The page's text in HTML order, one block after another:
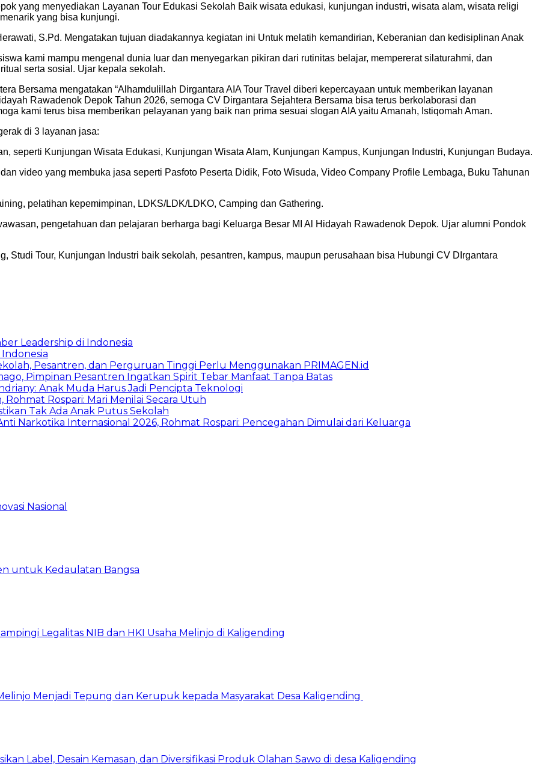
yang menyediakan Layanan Tour Edukasi Sekolah Baik wisata edukasi, kunjungan industri, wisata alam, wisata religi
yang bisa kunjungi.
S.Pd. Mengatakan tujuan diadakannya kegiatan ini Untuk melatih kemandirian, Keberanian dan kedisiplinan Anak
kami mampu mengenal dunia luar dan menyegarkan pikiran dari rutinitas belajar, mempererat silaturahmi, dan
serta sosial. Ujar kepala sekolah.
Bersama mengatakan “Alhamdulillah Dirgantara AIA Tour Travel diberi kepercayaan untuk memberikan layanan
Rawadenok Depok Tahun 2026, semoga CV Dirgantara Sejahtera Bersama bisa terus berkolaborasi dan
kami terus bisa memberikan pelayanan yang baik nan prima sesuai slogan AIA yaitu Amanah, Istiqomah Aman.
di 3 layanan jasa:
seperti Kunjungan Wisata Edukasi, Kunjungan Wisata Alam, Kunjungan Kampus, Kunjungan Industri, Kunjungan Budaya.
video yang membuka jasa seperti Pasfoto Peserta Didik, Foto Wisuda, Video Company Profile Lembaga, Buku Tahunan
pelatihan kepemimpinan, LDKS/LDK/LDKO, Camping dan Gathering.
pengetahuan dan pelajaran berharga bagi Keluarga Besar MI Al Hidayah Rawadenok Depok. Ujar alumni Pondok
Studi Tour, Kunjungan Industri baik sekolah, pesantren, kampus, maupun perusahaan bisa Hubungi CV DIrgantara
Leadership di Indonesia
Pesantren, dan Perguruan Tinggi Perlu Menggunakan PRIMAGEN.id
Pimpinan Pesantren Ingatkan Spirit Tebar Manfaat Tanpa Batas
Anak Muda Harus Jadi Pencipta Teknologi
Rospari: Mari Menilai Secara Utuh
Tak Ada Anak Putus Sekolah
Narkotika Internasional 2026, Rohmat Rospari: Pencegahan Dimulai dari Keluarga
Nasional
untuk Kedaulatan Bangsa
Legalitas NIB dan HKI Usaha Melinjo di Kaligending
Menjadi Tepung dan Kerupuk kepada Masyarakat Desa Kaligending
Label, Desain Kemasan, dan Diversifikasi Produk Olahan Sawo di desa Kaligending